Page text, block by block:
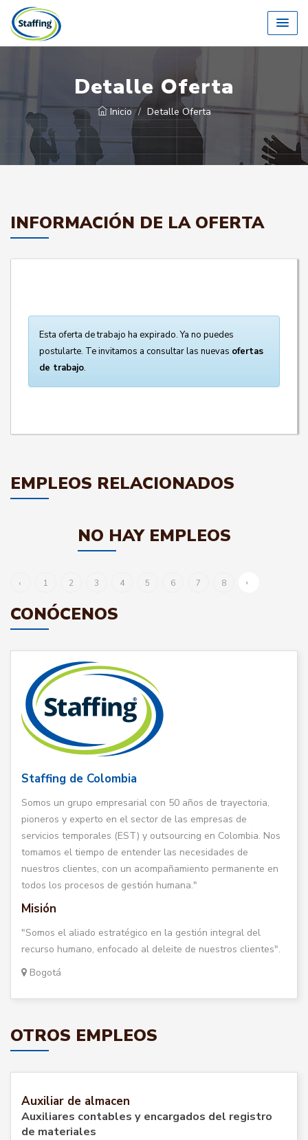
Detalle Oferta
Inicio Detalle Oferta
INFORMACIÓN DE LA OFERTA
Esta oferta de trabajo ha expirado. Ya no puedes
postularte. Te invitamos a consultar las nuevas ofertas
de trabajo.
EMPLEOS RELACIONADOS
NO HAY EMPLEOS
‹ 1 2 3 4 5 6 7 8 ›
CONÓCENOS
Staffing de Colombia
Somos un grupo empresarial con 50 años de trayectoria,
pioneros y experto en el sector de las empresas de
servicios temporales (EST) y outsourcing en Colombia. Nos
tomamos el tiempo de entender las necesidades de
nuestros clientes, con un acompañamiento permanente en
todos los procesos de gestión humana."
Misión
"Somos el aliado estratégico en la gestión integral del
recurso humano, enfocado al deleite de nuestros clientes".
Bogotá
OTROS EMPLEOS
Auxiliar de almacen
Auxiliares contables y encargados del registro
de materiales